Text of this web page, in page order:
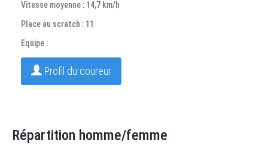
Vitesse moyenne : 14,7 km/h
Place au scratch : 11
Equipe :
Profil du coureur
Répartition homme/femme